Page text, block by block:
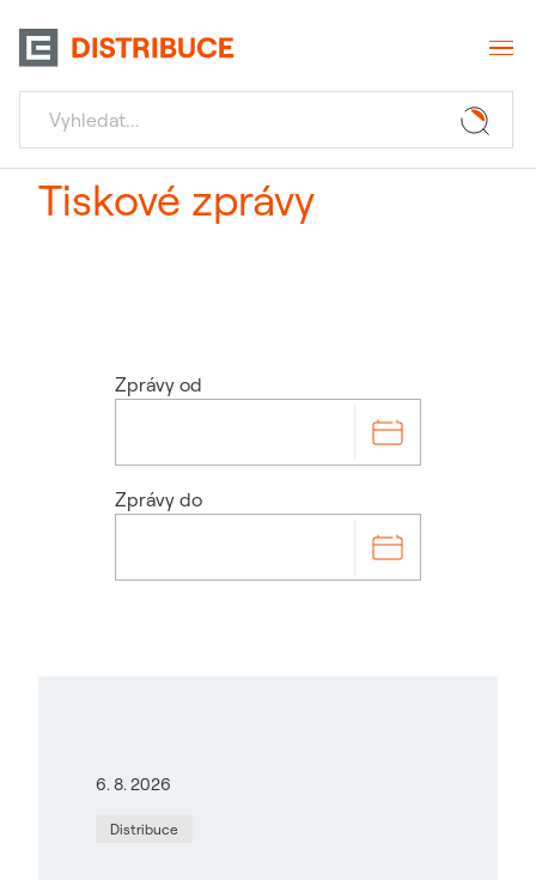
Tiskové zprávy
Zprávy od
Zprávy od
Zprávy do
Zprávy do
6. 8. 2026
Distribuce